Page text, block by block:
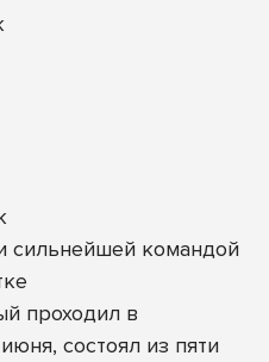
сильнейшей командой
проходил в
состоял из пяти